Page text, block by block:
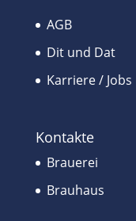
AGB
Dit und Dat
Karriere / Jobs
Kontakte
Brauerei
Brauhaus